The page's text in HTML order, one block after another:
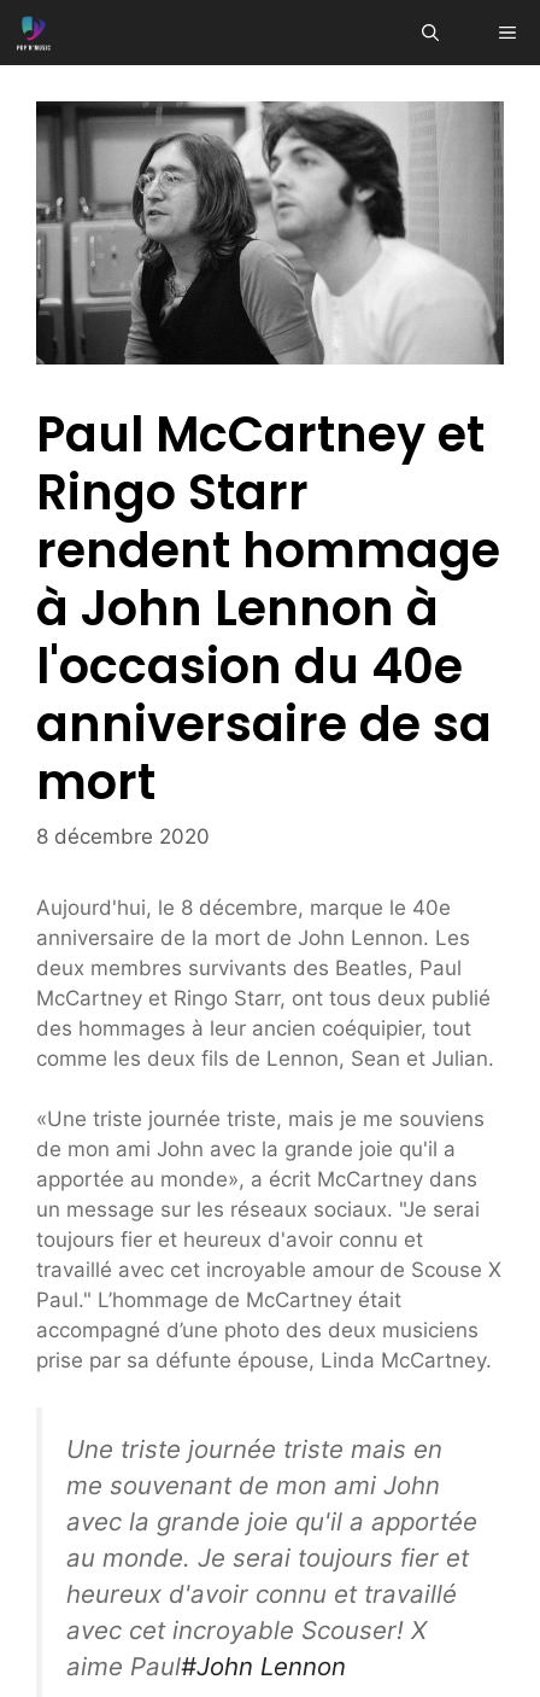
Aller
au
Paul McCartney et
Ringo Starr
rendent hommage
à John Lennon à
l'occasion du 40e
anniversaire de sa
mort
8 décembre 2020
Aujourd'hui, le 8 décembre, marque le 40e
anniversaire de la mort de John Lennon. Les
deux membres survivants des Beatles, Paul
McCartney et Ringo Starr, ont tous deux publié
des hommages à leur ancien coéquipier, tout
comme les deux fils de Lennon, Sean et Julian.
«Une triste journée triste, mais je me souviens
de mon ami John avec la grande joie qu'il a
apportée au monde», a écrit McCartney dans
un message sur les réseaux sociaux. "Je serai
toujours fier et heureux d'avoir connu et
travaillé avec cet incroyable amour de Scouse X
Paul." L’hommage de McCartney était
accompagné d’une photo des deux musiciens
prise par sa défunte épouse, Linda McCartney.
Une triste journée triste mais en
me souvenant de mon ami John
avec la grande joie qu'il a apportée
au monde. Je serai toujours fier et
heureux d'avoir connu et travaillé
avec cet incroyable Scouser! X
aime Paul#John Lennon